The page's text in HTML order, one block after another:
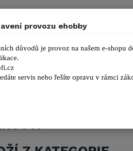
POLY PRO plast
výšky sečení (5 poloh)
/ zadní): 140 / 180 mm
35 l s ukazatelem naplnění
provozu ehobby
důvodů je provoz na našem e-shopu
servis nebo řešíte opravu v rámci